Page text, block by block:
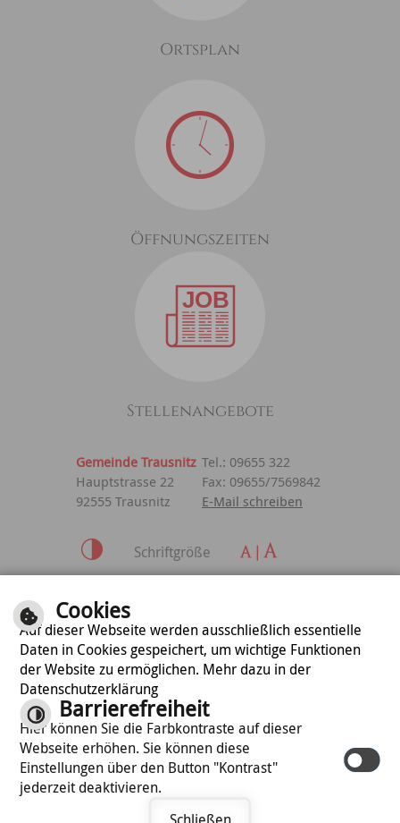
Ortsplan
Öffnungszeiten
Stellenangebote
Gemeinde Trausnitz Tel.: 09655 322
Hauptstrasse 22
Fax: 09655/7569842
92555 Trausnitz
E-Mail schreiben
Schriftgröße
Datenschutzerklärung
optimiert für
mobile Endgeräte
©cm city media GmbH
Cookies
Auf dieser Webseite werden ausschließlich essentielle
Daten in Cookies gespeichert, um wichtige Funktionen
der Website zu ermöglichen. Mehr dazu in der
Datenschutzerklärung
Barrierefreiheit
Hier können Sie die Farbkontraste auf dieser
Webseite erhöhen. Sie können diese
Einstellungen über den Button "Kontrast"
jederzeit deaktivieren.